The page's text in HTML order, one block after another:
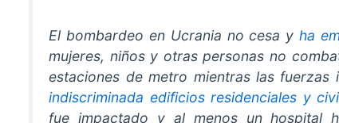
El bombardeo en Ucrania no cesa y ha
mujeres, niños y otras personas no
estaciones de metro mientras las fuerzas
indiscriminada edificios residenciales y
fue impactado y al menos un hospital